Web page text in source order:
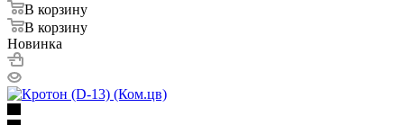
В корзину
В корзину
Новинка